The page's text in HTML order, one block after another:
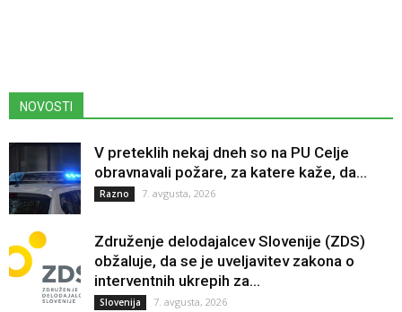
NOVOSTI
V preteklih nekaj dneh so na PU Celje
obravnavali požare, za katere kaže, da...
Razno 7. avgusta, 2026
Združenje delodajalcev Slovenije (ZDS)
obžaluje, da se je uveljavitev zakona o
interventnih ukrepih za...
Slovenija 7. avgusta, 2026